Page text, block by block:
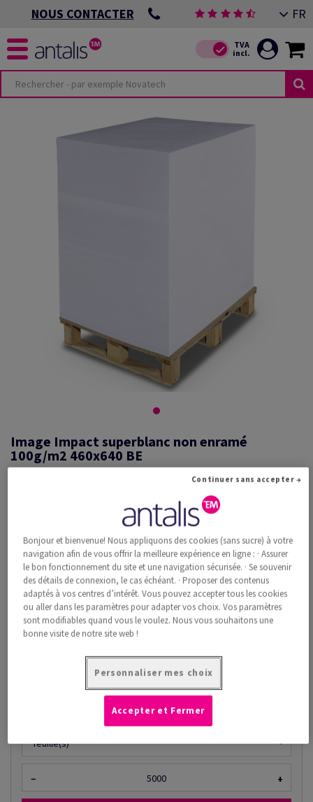
NOUS CONTACTER FR
Image Impact superblanc non enramé
100g/m2 460x640 BE
Image, Impact, superblanc, sans bois ECF, 100g/m2, 460mm x 640mm,
BE, Pal.Twin 20000 fl non enramées, pavillonnée par 500 feuilles, FSC
Mix Credit
Information additionnelle
Recommander ce produit
Prix catalogue TVA incl.
CHF 383.86 35.93% Rabais
à partir de
feuille(s)
− +
Bonjour et bienvenue! Nous appliquons des cookies (sans sucre) à votre
navigation afin de vous offrir la meilleure expérience en ligne : · Assurer
le bon fonctionnement du site et une navigation sécurisée. · Se souvenir
des détails de connexion, le cas échéant. · Proposer des contenus
adaptés à vos centres d’intérêt. Vous pouvez accepter tous les cookies
ou aller dans les paramètres pour adapter vos choix. Vos paramètres
sont modifiables quand vous le voulez. Nous vous souhaitons une
bonne visite de notre site web !
Personnaliser mes choix
Continuer sans accepter →
Accepter et Fermer